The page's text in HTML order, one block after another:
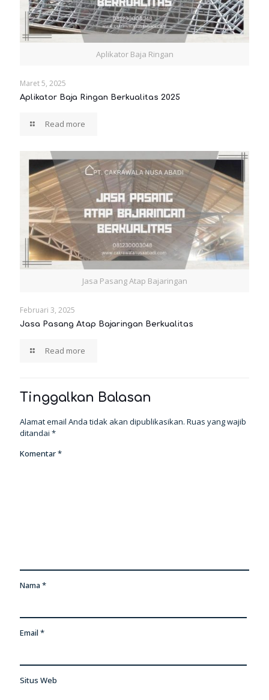
Aplikator Baja Ringan
Maret 5, 2025
Aplikator Baja Ringan Berkualitas 2025
Read more
Jasa Pasang Atap Bajaringan
Februari 3, 2025
Jasa Pasang Atap Bajaringan Berkualitas
Read more
Tinggalkan Balasan
Alamat email Anda tidak akan dipublikasikan. Ruas yang wajib
ditandai *
Komentar*
Nama *
Email *
Situs Web